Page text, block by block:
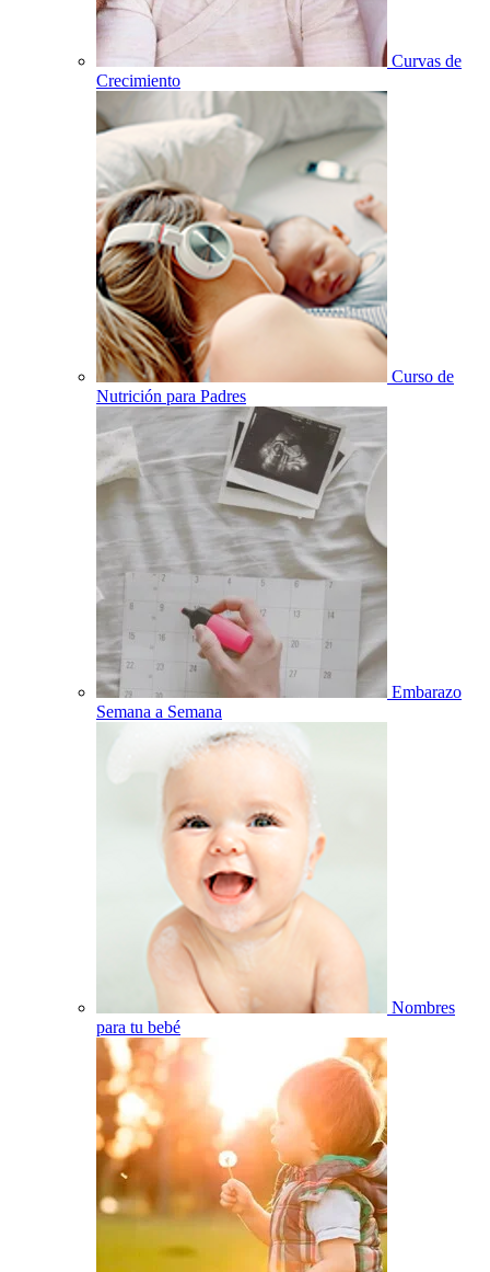
Curvas de
Crecimiento
Curso de
Nutrición para Padres
Embarazo
Semana a Semana
Nombres
para tu bebé